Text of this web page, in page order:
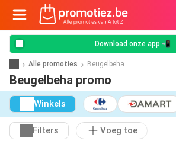
Download onze app 📲
Alle promoties Beugelbeha
Beugelbeha promo
Winkels
Filters
Voeg toe